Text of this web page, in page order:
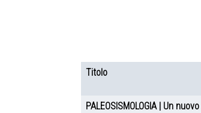
Articoli
Titolo
PALEOSISMOLOGIA | Un